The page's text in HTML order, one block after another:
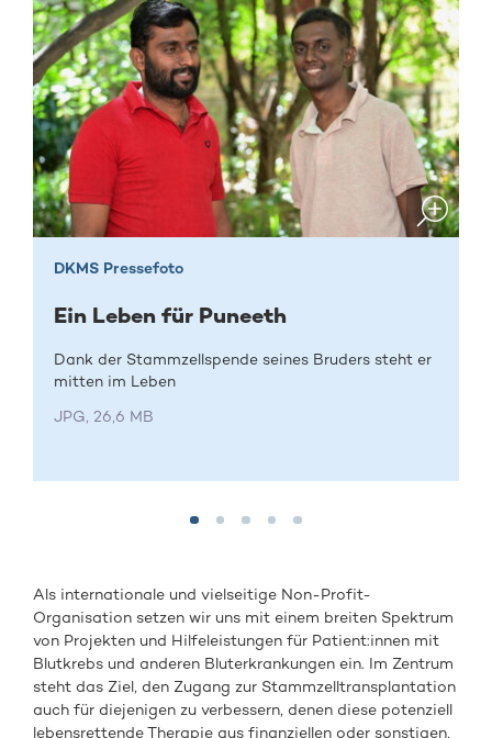
DKMS Pressefoto
Ein Leben für Puneeth
Dank der Stammzellspende seines Bruders steht er
mitten im Leben
JPG, 26,6 MB
Als internationale und vielseitige Non-Profit-
Organisation setzen wir uns mit einem breiten Spektrum
von Projekten und Hilfeleistungen für Patient:innen mit
Blutkrebs und anderen Bluterkrankungen ein. Im Zentrum
steht das Ziel, den Zugang zur Stammzelltransplantation
auch für diejenigen zu verbessern, denen diese potenziell
lebensrettende Therapie aus finanziellen oder sonstigen,